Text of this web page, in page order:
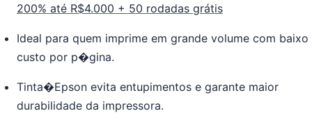
200% até R$4.000 + 50 rodadas grátis
Ideal para quem imprime em grande volume com baixo
custo por p�gina.
Tinta�Epson evita entupimentos e garante maior
durabilidade da impressora.